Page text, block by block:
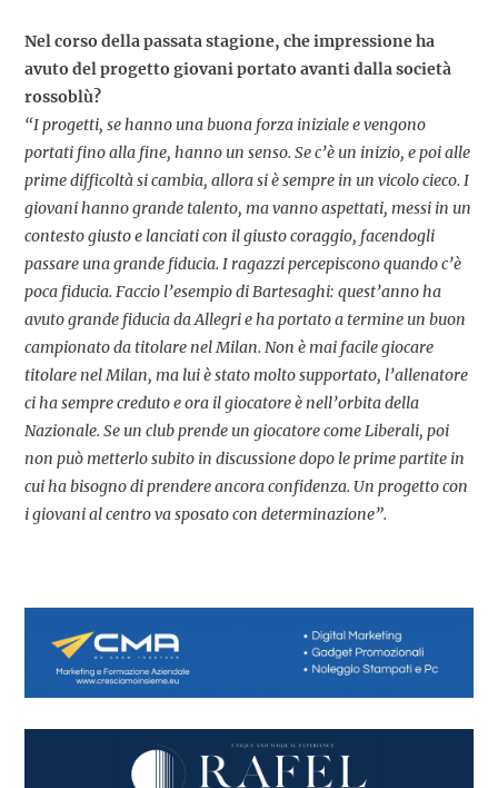
Nel corso della passata stagione, che impressione ha
avuto del progetto giovani portato avanti dalla società
rossoblù?
“I progetti, se hanno una buona forza iniziale e vengono
portati fino alla fine, hanno un senso. Se c’è un inizio, e poi alle
prime difficoltà si cambia, allora si è sempre in un vicolo cieco. I
giovani hanno grande talento, ma vanno aspettati, messi in un
contesto giusto e lanciati con il giusto coraggio, facendogli
passare una grande fiducia. I ragazzi percepiscono quando c’è
poca fiducia. Faccio l’esempio di Bartesaghi: quest’anno ha
avuto grande fiducia da Allegri e ha portato a termine un buon
campionato da titolare nel Milan. Non è mai facile giocare
titolare nel Milan, ma lui è stato molto supportato, l’allenatore
ci ha sempre creduto e ora il giocatore è nell’orbita della
Nazionale. Se un club prende un giocatore come Liberali, poi
non può metterlo subito in discussione dopo le prime partite in
cui ha bisogno di prendere ancora confidenza. Un progetto con
i giovani al centro va sposato con determinazione”.